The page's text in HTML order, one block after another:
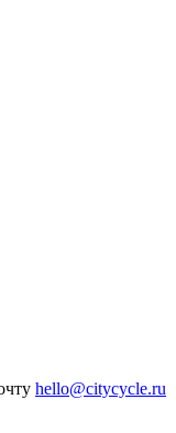
hello@citycycle.ru